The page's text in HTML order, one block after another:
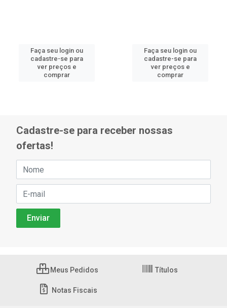
Faça seu login ou
cadastre-se para
ver preços e
comprar
Faça seu login ou
cadastre-se para
ver preços e
comprar
Cadastre-se para receber nossas
ofertas!
Meus Pedidos Títulos
Notas Fiscais